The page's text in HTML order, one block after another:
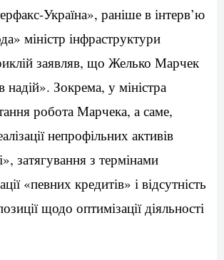
Україна», раніше в інтерв’ю
міністр інфраструктури
заявляв, що Желько Марчек
надій». Зокрема, у міністра
робота Марчека, а саме,
непрофільних активів
затягування з термінами
«певних кредитів» і відсутність
щодо оптимізації діяльності